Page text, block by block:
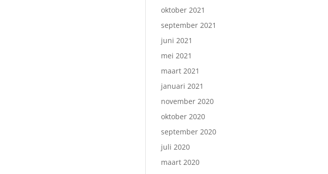
oktober 2021
september 2021
juni 2021
mei 2021
maart 2021
januari 2021
november 2020
oktober 2020
september 2020
juli 2020
maart 2020